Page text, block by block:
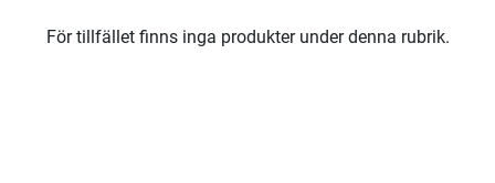
Produkter
För tillfället finns inga produkter under denna rubrik.